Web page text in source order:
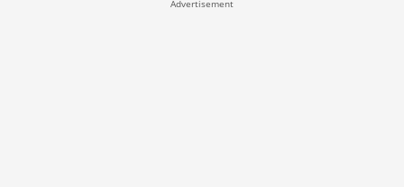
Advertisement